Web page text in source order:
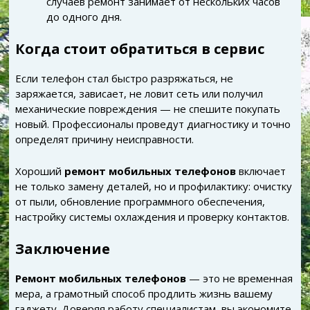
до одного дня.
Когда стоит обратиться в сервис
Если телефон стал быстро разряжаться, не
заряжается, зависает, не ловит сеть или получил
механические повреждения — не спешите покупать
новый. Профессионалы проведут диагностику и точно
определят причину неисправности.
Хороший ремонт мобильных телефоноввключает
не только замену деталей, но и профилактику: очистку
от пыли, обновление программного обеспечения,
настройку системы охлаждения и проверку контактов.
Заключение
Ремонт мобильных телефонов— это не временная
мера, а грамотный способ продлить жизнь вашему